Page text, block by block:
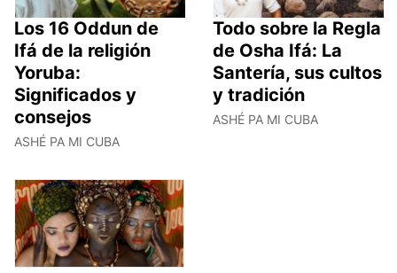
Los 16 Oddun de
Ifá de la religión
Yoruba:
Significados y
consejos
ASHÉ PA MI CUBA
Todo sobre la Regla
de Osha Ifá: La
Santería, sus cultos
y tradición
ASHÉ PA MI CUBA